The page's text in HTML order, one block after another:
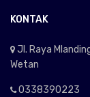
KONTAK
Jl. Raya
Wetan
0338390223